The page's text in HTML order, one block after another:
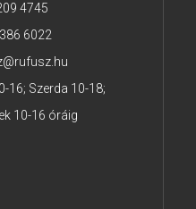
4745
6022
16; Szerda 10-18;
10-16 óráig